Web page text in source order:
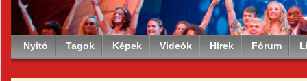
Nyitó Tagok Képek Videók Hírek Fórum